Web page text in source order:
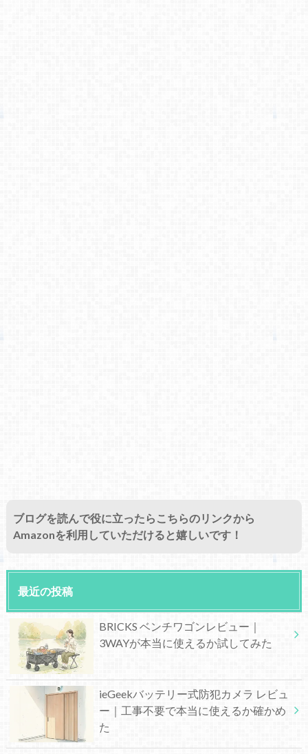
ブログを読んで役に立ったらこちらのリンクから
Amazonを利用していただけると嬉しいです！
最近の投稿
BRICKS ベンチワゴンレビュー｜
3WAYが本当に使えるか試してみた
ieGeekバッテリー式防犯カメラ レビュ
ー｜工事不要で本当に使えるか確かめ
た